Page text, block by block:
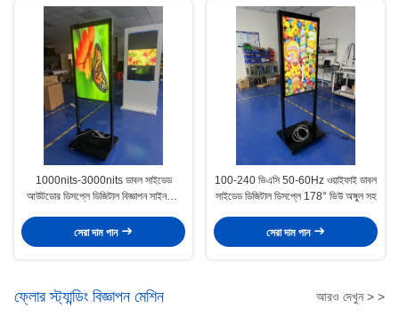
1000nits-3000nits ডাবল সাইডেড
আউটডোর ডিসপ্লে ডিজিটাল বিজ্ঞাপন সাইনআপ
সেরা দাম পান
100-240 ভিএসি 50-60Hz ওয়াইফাই ডাবল
সাইডেড ডিজিটাল ডিসপ্লে 178° ভিউ অঙ্গুল সহ
সেরা দাম পান
ফ্লোর স্ট্যান্ডিং বিজ্ঞাপন মেশিন আরও দেখুন > >